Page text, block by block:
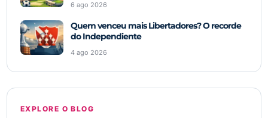
6 ago 2026
Quem venceu mais Libertadores? O recorde
do Independiente
4 ago 2026
EXPLORE O BLOG